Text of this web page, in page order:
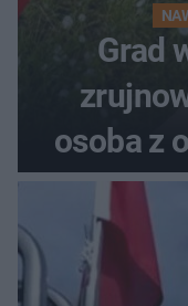
Grad
osoba z